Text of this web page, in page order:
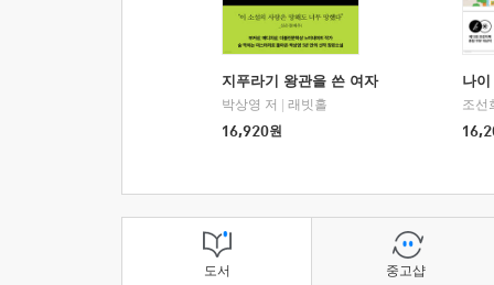
지푸라기 왕관을 쓴 여자
박상영 저
래빗홀
16,920원
나
조선
도서 중고샵